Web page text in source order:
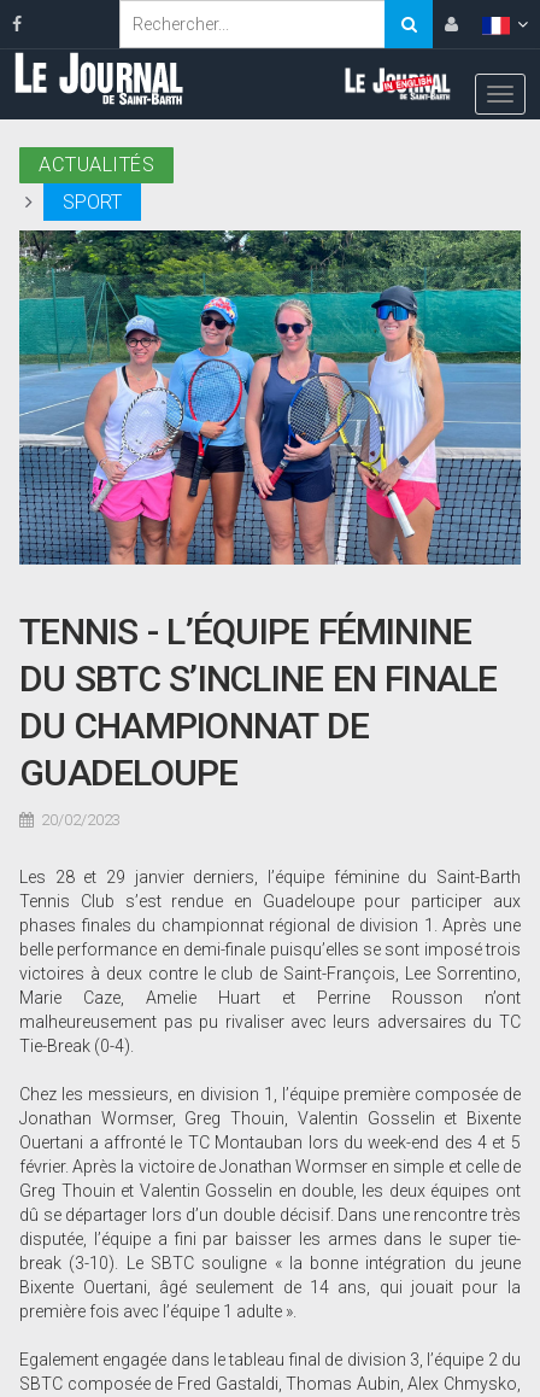
ACTUALITÉS
SPORT
TENNIS - L’ÉQUIPE FÉMININE
DU SBTC S’INCLINE EN FINALE
DU CHAMPIONNAT DE
GUADELOUPE
20/02/2023
Les 28 et 29 janvier derniers, l’équipe féminine du Saint-Barth
Tennis Club s’est rendue en Guadeloupe pour participer aux
phases finales du championnat régional de division 1. Après une
belle performance en demi-finale puisqu’elles se sont imposé trois
victoires à deux contre le club de Saint-François, Lee Sorrentino,
Marie Caze, Amelie Huart et Perrine Rousson n’ont
malheureusement pas pu rivaliser avec leurs adversaires du TC
Tie-Break (0-4).
Chez les messieurs, en division 1, l’équipe première composée de
Jonathan Wormser, Greg Thouin, Valentin Gosselin et Bixente
Ouertani a affronté le TC Montauban lors du week-end des 4 et 5
février. Après la victoire de Jonathan Wormser en simple et celle de
Greg Thouin et Valentin Gosselin en double, les deux équipes ont
dû se départager lors d’un double décisif. Dans une rencontre très
disputée, l’équipe a fini par baisser les armes dans le super tie-
break (3-10). Le SBTC souligne « la bonne intégration du jeune
Bixente Ouertani, âgé seulement de 14 ans, qui jouait pour la
première fois avec l’équipe 1 adulte ».
Egalement engagée dans le tableau final de division 3, l’équipe 2 du
SBTC composée de Fred Gastaldi, Thomas Aubin, Alex Chmysko,